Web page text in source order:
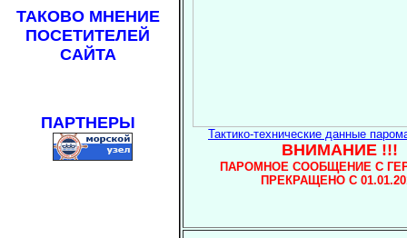
ТАКОВО МНЕНИЕ
ПОСЕТИТЕЛЕЙ
САЙТА
ПАРТНЕРЫ
Тактико-технические данные
ВНИМАНИЕ !!!
ПАРОМНОЕ СООБЩЕНИЕ С
ПРЕКРАЩЕНО С